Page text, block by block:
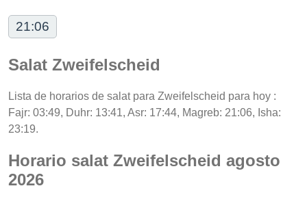
21:06
Salat Zweifelscheid
Lista de horarios de salat para Zweifelscheid para hoy :
Fajr: 03:49, Duhr: 13:41, Asr: 17:44, Magreb: 21:06, Isha:
23:19.
Horario salat Zweifelscheid agosto
2026